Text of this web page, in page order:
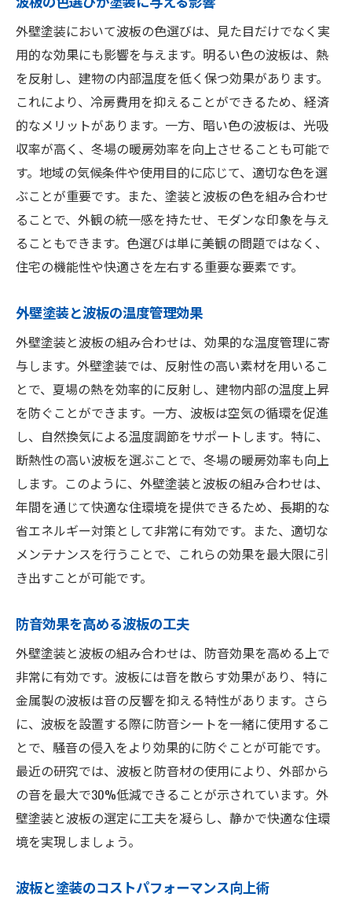
外壁塗装において波板の色選びは、見た目だけでなく実
用的な効果にも影響を与えます。明るい色の波板は、熱
を反射し、建物の内部温度を低く保つ効果があります。
これにより、冷房費用を抑えることができるため、経済
的なメリットがあります。一方、暗い色の波板は、光吸
収率が高く、冬場の暖房効率を向上させることも可能で
す。地域の気候条件や使用目的に応じて、適切な色を選
ぶことが重要です。また、塗装と波板の色を組み合わせ
ることで、外観の統一感を持たせ、モダンな印象を与え
ることもできます。色選びは単に美観の問題ではなく、
住宅の機能性や快適さを左右する重要な要素です。
外壁塗装と波板の温度管理効果
外壁塗装と波板の組み合わせは、効果的な温度管理に寄
与します。外壁塗装では、反射性の高い素材を用いるこ
とで、夏場の熱を効率的に反射し、建物内部の温度上昇
を防ぐことができます。一方、波板は空気の循環を促進
し、自然換気による温度調節をサポートします。特に、
断熱性の高い波板を選ぶことで、冬場の暖房効率も向上
します。このように、外壁塗装と波板の組み合わせは、
年間を通じて快適な住環境を提供できるため、長期的な
省エネルギー対策として非常に有効です。また、適切な
メンテナンスを行うことで、これらの効果を最大限に引
き出すことが可能です。
防音効果を高める波板の工夫
外壁塗装と波板の組み合わせは、防音効果を高める上で
非常に有効です。波板には音を散らす効果があり、特に
金属製の波板は音の反響を抑える特性があります。さら
に、波板を設置する際に防音シートを一緒に使用するこ
とで、騒音の侵入をより効果的に防ぐことが可能です。
最近の研究では、波板と防音材の使用により、外部から
の音を最大で30%低減できることが示されています。外
壁塗装と波板の選定に工夫を凝らし、静かで快適な住環
境を実現しましょう。
波板と塗装のコストパフォーマンス向上術